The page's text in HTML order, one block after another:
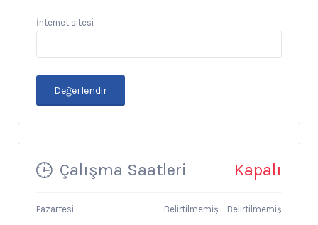
İnternet sitesi
Çalışma Saatleri Kapalı
Pazartesi Belirtilmemiş – Belirtilmemiş